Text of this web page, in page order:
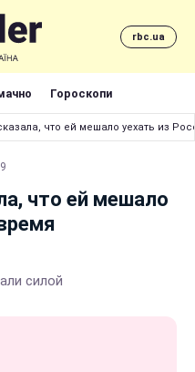
rbc.ua
Гороскопи
что ей мешало уехать из
что ей мешало
силой